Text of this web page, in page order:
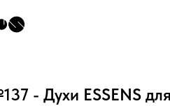
- Духи ESSENS